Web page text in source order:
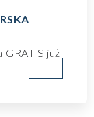
GRATIS już